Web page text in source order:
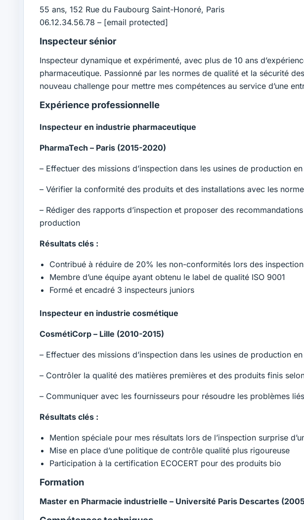
55 ans, 152 Rue du Faubourg Saint-Honoré, Paris
06.12.34.56.78 – [email protected]
Inspecteur sénior
Inspecteur dynamique et expérimenté, avec plus de 10 ans
pharmaceutique. Passionné par les normes de qualité et la sécurité
nouveau challenge pour mettre mes compétences au service d’une
Expérience professionnelle
Inspecteur en industrie pharmaceutique
PharmaTech – Paris (2015-2020)
– Effectuer des missions d’inspection dans les usines de production
– Vérifier la conformité des produits et des installations avec les
– Rédiger des rapports d’inspection et proposer des
production
Résultats clés :
Contribué à réduire de 20% les non-conformités lors des
Membre d’une équipe ayant obtenu le label de qualité ISO 9001
Formé et encadré 3 inspecteurs juniors
Inspecteur en industrie cosmétique
CosmétiCorp – Lille (2010-2015)
– Effectuer des missions d’inspection dans les usines de production
– Contrôler la qualité des matières premières et des produits finis
– Communiquer avec les fournisseurs pour résoudre les problèmes
Résultats clés :
Mention spéciale pour mes résultats lors de l’inspection surprise
Mise en place d’une politique de contrôle qualité plus rigoureuse
Participation à la certification ECOCERT pour des produits bio
Formation
Master en Pharmacie industrielle – Université Paris Descartes